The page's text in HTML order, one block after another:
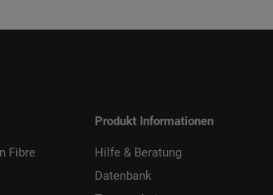
Fibre
Produkt Informationen
Hilfe & Beratung
Datenbank